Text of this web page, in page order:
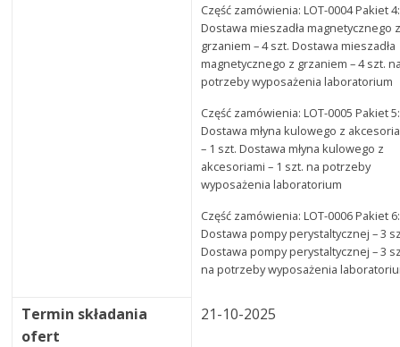
Część zamówienia: LOT-0004 Pakiet 4:
Dostawa mieszadła magnetycznego
grzaniem – 4 szt. Dostawa mieszadła
magnetycznego z grzaniem – 4 szt.
potrzeby wyposażenia laboratorium
Część zamówienia: LOT-0005 Pakiet 5:
Dostawa młyna kulowego z
– 1 szt. Dostawa młyna kulowego z
akcesoriami – 1 szt. na potrzeby
wyposażenia laboratorium
Część zamówienia: LOT-0006 Pakiet 6:
Dostawa pompy perystaltycznej – 3
Dostawa pompy perystaltycznej – 3
na potrzeby wyposażenia
Termin składania
ofert
21-10-2025